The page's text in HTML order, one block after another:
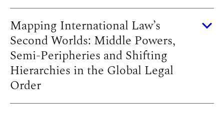
Mapping International Law’s
Second Worlds: Middle Powers,
Semi-Peripheries and Shifting
Hierarchies in the Global Legal
Order